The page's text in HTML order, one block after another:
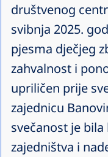
društvenog
svibnja 2025.
pjesma dječjeg
zahvalnost i
upriličen prije
zajednicu
svečanost je
zajedništva i